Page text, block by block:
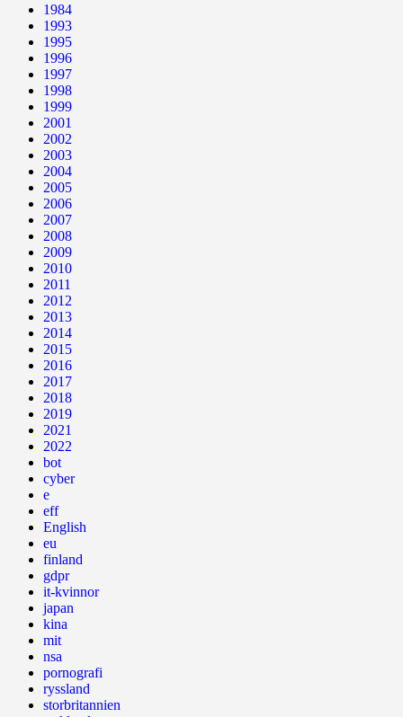
1984
1993
1995
1996
1997
1998
1999
2001
2002
2003
2004
2005
2006
2007
2008
2009
2010
2011
2012
2013
2014
2015
2016
2017
2018
2019
2021
2022
bot
cyber
e
eff
English
eu
finland
gdpr
it-kvinnor
japan
kina
mit
nsa
pornografi
ryssland
storbritannien